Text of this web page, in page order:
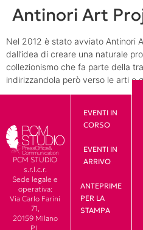
Antinori Art
Nel 2012 è stato avviato Antinori
dall’idea di creare una naturale
collezionismo che fa parte della
indirizzandola però verso le arti e
PCM STUDIO
s.r.l.c.r.
Sede legale e
operativa:
Via Carlo Farini
71,
20159 Milano
P.I.
EVENTI IN
CORSO
EVENTI IN
ARRIVO
ANTEPRIME
PER LA
STAMPA